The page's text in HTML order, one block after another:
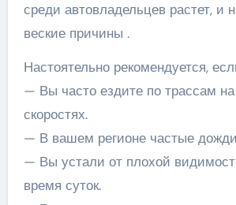
среди автовладельцев растет, и
веские причины .
Настоятельно рекомендуется,
— Вы часто ездите по трассам
скоростях.
— В вашем регионе частые
— Вы устали от плохой
время суток.